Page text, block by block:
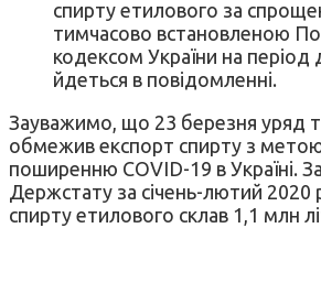
спирту етилового за
тимчасово встановленою
кодексом України на період
йдеться в повідомленні.
Зауважимо, що 23 березня уряд
обмежив експорт спирту з метою
поширенню COVID-19 в Україні.
Держстату за січень-лютий 2020
спирту етилового склав 1,1 млн